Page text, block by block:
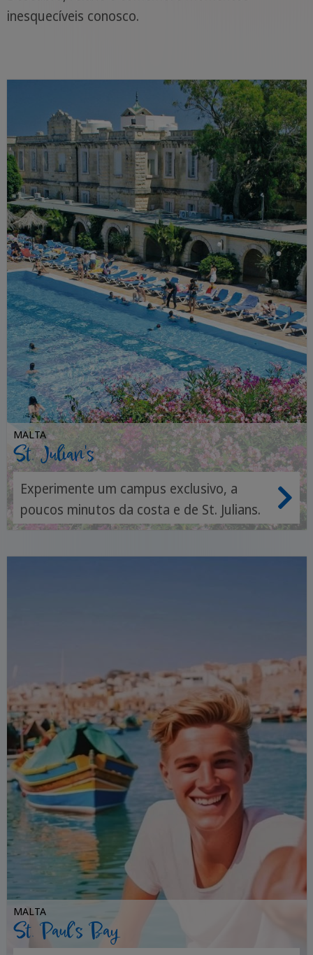
inesquecíveis conosco.
MALTA
St. Julian's
Experimente um campus exclusivo, a
poucos minutos da costa e de St. Julians.
MALTA
St. Paul's Bay